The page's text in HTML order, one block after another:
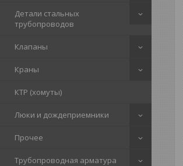
Детали стальных
трубопроводов
Клапаны
Краны
КТР (хомуты)
Люки и дождеприемники
Прочее
Трубопроводная арматура